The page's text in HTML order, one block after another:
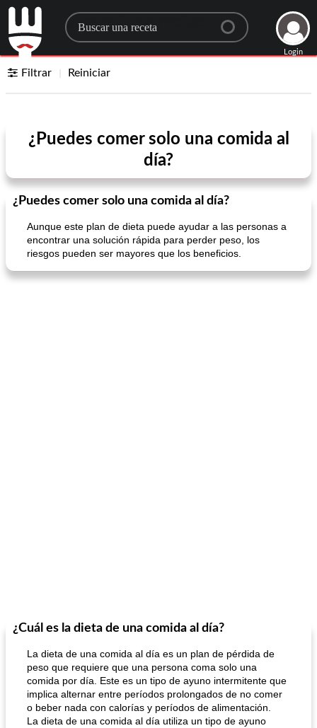
Search for a recipe
Login
Filtrar Reiniciar
¿Puedes comer solo una comida al
día?
¿Puedes comer solo una comida al día?
Aunque este plan de dieta puede ayudar a las personas a
encontrar una solución rápida para perder peso, los
riesgos pueden ser mayores que los beneficios.
¿Cuál es la dieta de una comida al día?
La dieta de una comida al día es un plan de pérdida de
peso que requiere que una persona coma solo una
comida por día. Este es un tipo de ayuno intermitente que
implica alternar entre períodos prolongados de no comer
o beber nada con calorías y períodos de alimentación.
La dieta de una comida al día utiliza un tipo de ayuno